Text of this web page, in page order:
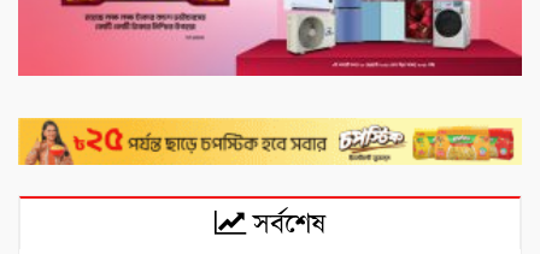
সর্বশেষ